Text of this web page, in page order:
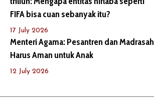
FIFA bisa cuan sebanyak itu?
17 July 2026
Menteri Agama: Pesantren dan Madrasah
Harus Aman untuk Anak
12 July 2026